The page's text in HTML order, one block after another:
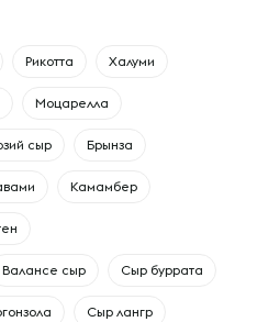
Рикотта Халуми
Моцарелла
сыр Брынза
Камамбер
Валансе сыр Сыр буррата
Сыр лангр